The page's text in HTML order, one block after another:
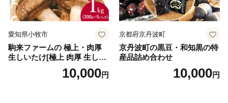
る「福岡堰の桜並木」、さらに間宮海峡を発見した偉大
ど、多くの観光名所があります。
愛知県小牧市
駒来ファームの 極上・肉厚
生しいたけ[極上 肉厚 生しい
たけ 生シイタケ 生椎茸 安心
安全 国産 採れたて 新鮮 きの
10,000円
京都府京丹波町
京丹波町の黒豆・和知黒の特
産品詰め合わせ
10,000円